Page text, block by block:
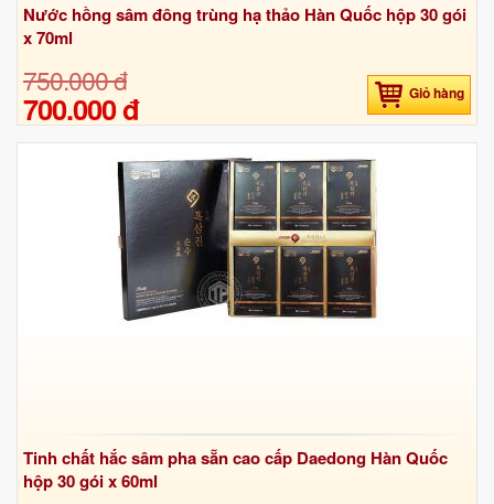
Nước hồng sâm đông trùng hạ thảo Hàn Quốc hộp 30 gói
x 70ml
750.000 đ
700.000 đ Giỏ hàng
Tinh chất hắc sâm pha sẵn cao cấp Daedong Hàn Quốc
hộp 30 gói x 60ml